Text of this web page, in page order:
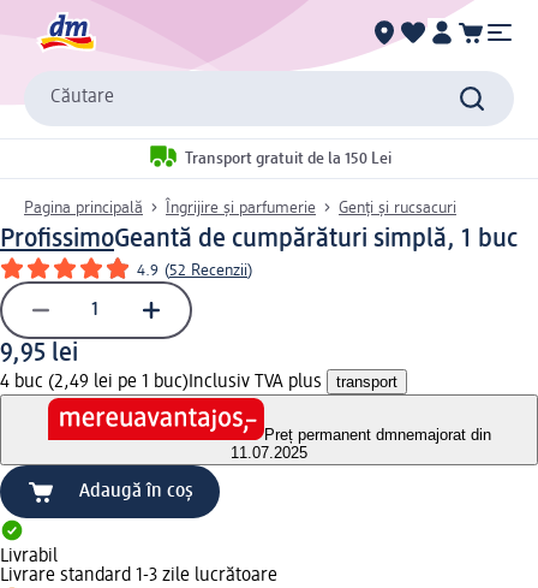
Căutare
Transport gratuit de la 150 Lei
Pagina principală Îngrijire și parfumerie Genți și rucsacuri
ProfissimoGeantă de cumpărături simplă, 1 buc
4.9 (52 Recenzii)
9,95 lei
4 buc (2,49 lei pe 1 buc) Inclusiv TVA plus transport
Preț permanent dmnemajorat din
11.07.2025
Adaugă în coș
Livrabil
Livrare standard 1-3 zile lucrătoare